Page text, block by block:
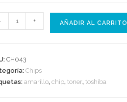
+ AÑADIR AL CARRITO
CH043
Chips
amarillo,chip,toner,toshiba